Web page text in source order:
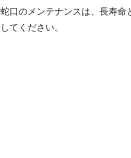
蛇口のメンテナンスは、長寿
してください。